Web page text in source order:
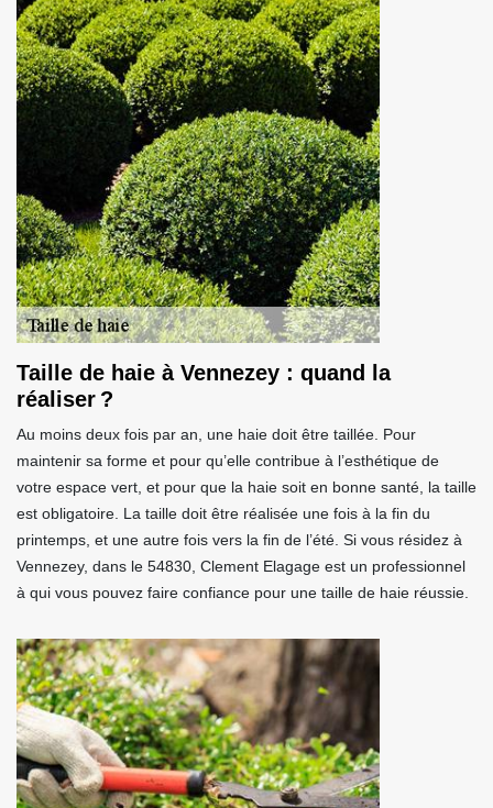
Taille de haie à Vennezey : quand la
réaliser ?
Au moins deux fois par an, une haie doit être taillée. Pour
maintenir sa forme et pour qu’elle contribue à l’esthétique de
votre espace vert, et pour que la haie soit en bonne santé, la taille
est obligatoire. La taille doit être réalisée une fois à la fin du
printemps, et une autre fois vers la fin de l’été. Si vous résidez à
Vennezey, dans le 54830, Clement Elagage est un professionnel
à qui vous pouvez faire confiance pour une taille de haie réussie.